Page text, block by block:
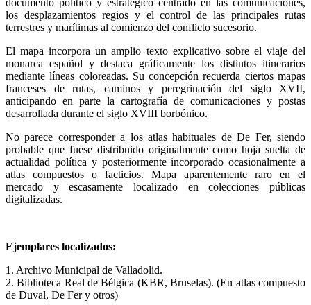
los desplazamientos regios y el control de las principales rutas
terrestres y marítimas al comienzo del conflicto sucesorio.
El mapa incorpora un amplio texto explicativo sobre el viaje del
monarca español y destaca gráficamente los distintos itinerarios
mediante líneas coloreadas. Su concepción recuerda ciertos mapas
franceses de rutas, caminos y peregrinación del siglo XVII,
anticipando en parte la cartografía de comunicaciones y postas
desarrollada durante el siglo XVIII borbónico.
No parece corresponder a los atlas habituales de De Fer, siendo
probable que fuese distribuido originalmente como hoja suelta de
actualidad política y posteriormente incorporado ocasionalmente a
atlas compuestos o facticios. Mapa aparentemente raro en el
mercado y escasamente localizado en colecciones públicas
digitalizadas.
Ejemplares localizados:
1. Archivo Municipal de Valladolid.
2. Biblioteca Real de Bélgica (KBR, Bruselas). (En atlas compuesto
de Duval, De Fer y otros)